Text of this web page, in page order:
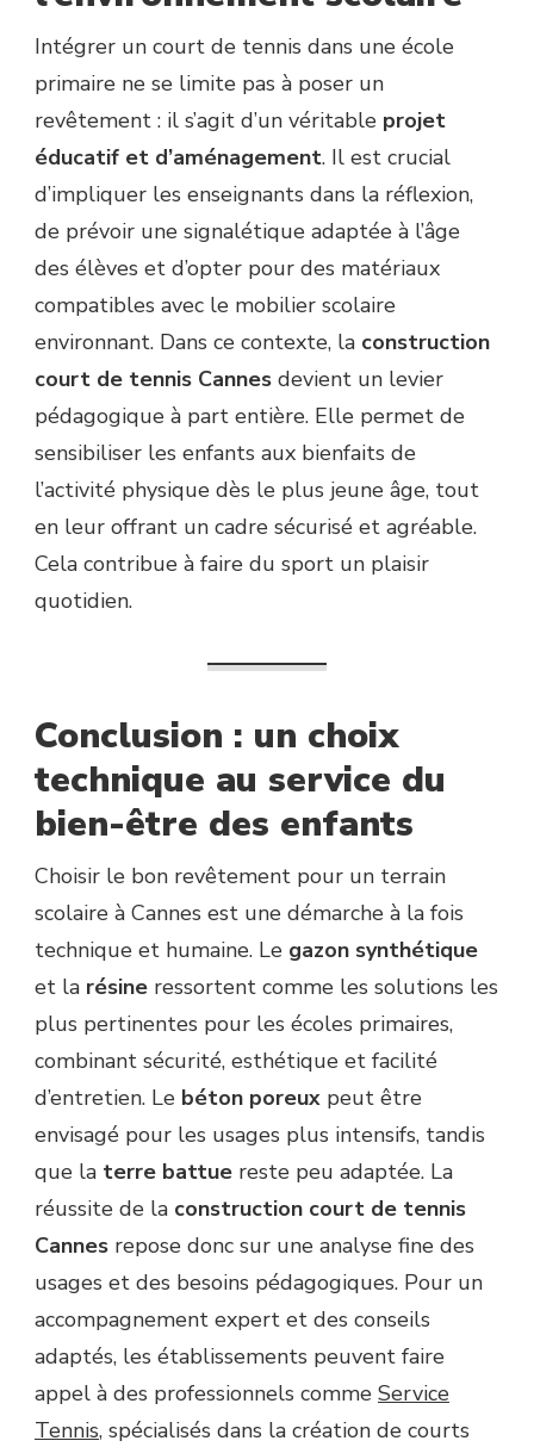
Intégrer un court de tennis dans une école
primaire ne se limite pas à poser un
revêtement : il s’agit d’un véritable projet
éducatif et d’aménagement. Il est crucial
d’impliquer les enseignants dans la réflexion,
de prévoir une signalétique adaptée à l’âge
des élèves et d’opter pour des matériaux
compatibles avec le mobilier scolaire
environnant. Dans ce contexte, la construction
court de tennis Cannes devient un levier
pédagogique à part entière. Elle permet de
sensibiliser les enfants aux bienfaits de
l’activité physique dès le plus jeune âge, tout
en leur offrant un cadre sécurisé et agréable.
Cela contribue à faire du sport un plaisir
quotidien.
Conclusion : un choix
technique au service du
bien-être des enfants
Choisir le bon revêtement pour un terrain
scolaire à Cannes est une démarche à la fois
technique et humaine. Le gazon synthétique
et la résine ressortent comme les solutions les
plus pertinentes pour les écoles primaires,
combinant sécurité, esthétique et facilité
d’entretien. Le béton poreux peut être
envisagé pour les usages plus intensifs, tandis
que la terre battue reste peu adaptée. La
réussite de la construction court de tennis
Cannes repose donc sur une analyse fine des
usages et des besoins pédagogiques. Pour un
accompagnement expert et des conseils
adaptés, les établissements peuvent faire
appel à des professionnels comme Service
Tennis, spécialisés dans la création de courts